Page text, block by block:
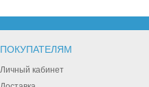
ПОКУПАТЕЛЯМ
Личный кабинет